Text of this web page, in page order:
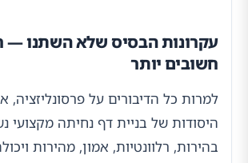
עקרונות הבסיס שלא השתנו —
חשובים יותר
היסודות של בניית דף נחיתה מקצועי
בהירות, רלוונטיות, אמון, מהירות